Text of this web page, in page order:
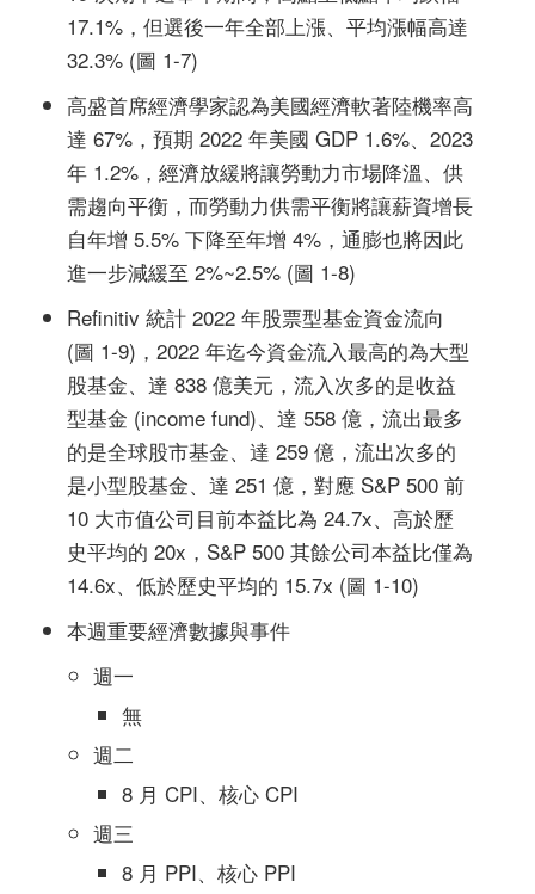
17.1%，但選後一年全部上漲、平均漲幅高達
32.3% (圖 1-7)
高盛首席經濟學家認為美國經濟軟著陸機率高
達 67%，預期 2022 年美國 GDP 1.6%、2023
年 1.2%，經濟放緩將讓勞動力市場降溫、供
需趨向平衡，而勞動力供需平衡將讓薪資增長
自年增 5.5% 下降至年增 4%，通膨也將因此
進一步減緩至 2%~2.5% (圖 1-8)
Refinitiv 統計 2022 年股票型基金資金流向
(圖 1-9)，2022 年迄今資金流入最高的為大型
股基金、達 838 億美元，流入次多的是收益
型基金 (income fund)、達 558 億，流出最多
的是全球股市基金、達 259 億，流出次多的
是小型股基金、達 251 億，對應 S&P 500 前
10 大市值公司目前本益比為 24.7x、高於歷
史平均的 20x，S&P 500 其餘公司本益比僅為
14.6x、低於歷史平均的 15.7x (圖 1-10)
本週重要經濟數據與事件
週一
無
週二
8 月 CPI、核心 CPI
週三
8 月 PPI、核心 PPI